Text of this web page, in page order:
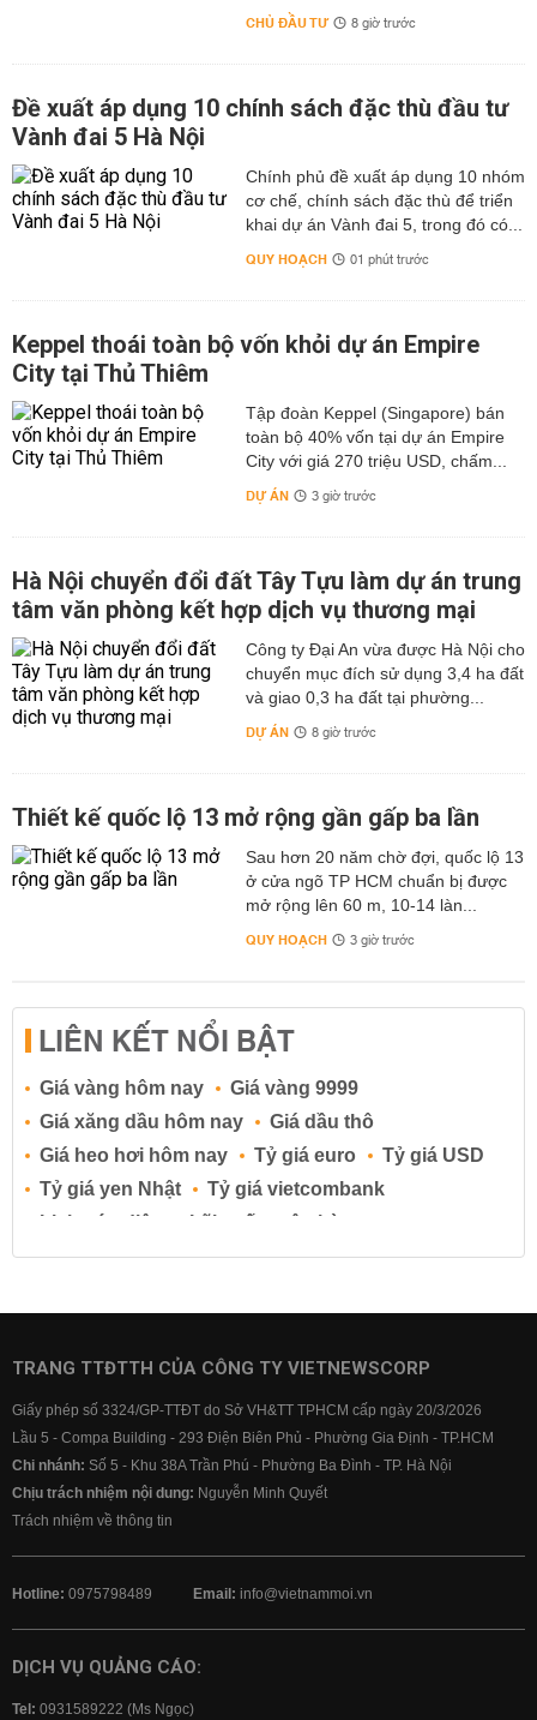
CHỦ ĐẦU TƯ 8 giờ trước
Đề xuất áp dụng 10 chính sách đặc thù đầu tư
Vành đai 5 Hà Nội
Chính phủ đề xuất áp dụng 10 nhóm
cơ chế, chính sách đặc thù để triển
khai dự án Vành đai 5, trong đó có...
QUY HOẠCH 01 phút trước
Keppel thoái toàn bộ vốn khỏi dự án Empire
City tại Thủ Thiêm
Tập đoàn Keppel (Singapore) bán
toàn bộ 40% vốn tại dự án Empire
City với giá 270 triệu USD, chấm...
DỰ ÁN 3 giờ trước
Hà Nội chuyển đổi đất Tây Tựu làm dự án trung
tâm văn phòng kết hợp dịch vụ thương mại
Công ty Đại An vừa được Hà Nội cho
chuyển mục đích sử dụng 3,4 ha đất
và giao 0,3 ha đất tại phường...
DỰ ÁN 8 giờ trước
Thiết kế quốc lộ 13 mở rộng gần gấp ba lần
Sau hơn 20 năm chờ đợi, quốc lộ 13
ở cửa ngõ TP HCM chuẩn bị được
mở rộng lên 60 m, 10-14 làn...
QUY HOẠCH 3 giờ trước
LIÊN KẾT NỔI BẬT
Giá vàng hôm nay
Giá vàng 9999
Giá xăng dầu hôm nay
Giá dầu thô
Giá heo hơi hôm nay
Tỷ giá euro
Tỷ giá USD
Tỷ giá yen Nhật
Tỷ giá vietcombank
Lịch cúp điện
Lãi suất ngân hàng
Lãi suất tiết kiệm
Lãi suất tiền gửi
Lãi suất ngân hàng BIDV
Lãi suất ngân hàng Vietcombank
TRANG TTĐTTH CỦA CÔNG TY VIETNEWSCORP
Giấy phép số 3324/GP-TTĐT do Sở VH&TT TPHCM cấp ngày 20/3/2026
Lầu 5 - Compa Building - 293 Điện Biên Phủ - Phường Gia Định - TP.HCM
Chi nhánh: Số 5 - Khu 38A Trần Phú - Phường Ba Đình - TP. Hà Nội
Chịu trách nhiệm nội dung: Nguyễn Minh Quyết
Trách nhiệm về thông tin
Hotline: 0975798489 Email: info@vietnammoi.vn
DỊCH VỤ QUẢNG CÁO:
Tel: 0931589222 (Ms Ngọc)